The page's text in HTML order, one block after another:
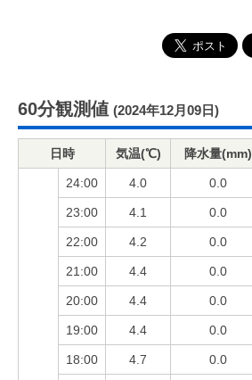
60分観測値 (2024年12月09日)
日時 気温(℃) 降水量(mm)
24:00 4.0 0.0
23:00 4.1 0.0
22:00 4.2 0.0
21:00 4.4 0.0
20:00 4.4 0.0
19:00 4.4 0.0
18:00 4.7 0.0